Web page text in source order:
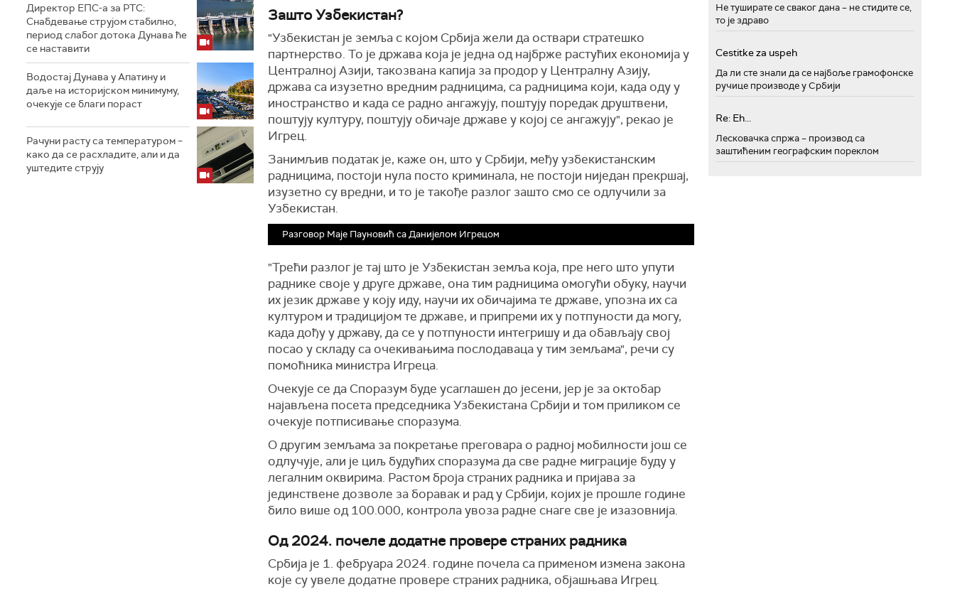
Директор ЕПС-а за РТС:
Снабдевање струјом стабилно,
период слабог дотока Дунава ће
се наставити
Водостај Дунава у Апатину и
даље на историјском минимуму,
oчекује се благи пораст
Рачуни расту са температуром –
како да се расхладите, али и да
уштедите струју
Зашто Узбекистан?
"Узбекистан је земља с којом Србија жели да оствари стратешко
партнерство. То је држава која је једна од најбрже растућих економија у
Централној Азији, такозвана капија за продор у Централну Азију,
држава са изузетно вредним радницима, са радницима који, када оду у
иностранство и када се радно ангажују, поштују поредак друштвени,
поштују културу, поштују обичаје државе у којој се ангажују", рекао је
Игрец.
Занимљив податак је, каже он, што у Србији, међу узбекистанским
радницима, постоји нула посто криминала, не постоји ниједан прекршај,
изузетно су вредни, и то је такође разлог зашто смо се одлучили за
Узбекистан.
Разговор Маје Пауновић са Данијелом Игрецом
"Трећи разлог је тај што је Узбекистан земља која, пре него што упути
раднике своје у друге државе, она тим радницима омогући обуку, научи
их језик државе у коју иду, научи их обичајима те државе, упозна их са
културом и традицијом те државе, и припреми их у потпуности да могу,
када дођу у државу, да се у потпуности интегришу и да обављају свој
посао у складу са очекивањима послодаваца у тим земљама", речи су
помоћника министра Игреца.
Очекује се да Споразум буде усаглашен до јесени, јер је за октобар
најављена посета председника Узбекистана Србији и том приликом се
очекује потписивање споразума.
О другим земљама за покретање преговара о радној мобилности још се
одлучује, али је циљ будућих споразума да све радне миграције буду у
легалним оквирима. Растом броја страних радника и пријава за
јединствене дозволе за боравак и рад у Србији, којих је прошле године
било више од 100.000, контрола увоза радне снаге све је изазовнија.
Од 2024. почеле додатне провере страних радника
Србија је 1. фебруара 2024. године почела са применом измена закона
које су увеле додатне провере страних радника, објашњава Игрец.
Не туширате се сваког дана – не стидите се,
то је здраво
Cestitke za uspeh
Да ли сте знали да се најбоље грамофонске
ручице производе у Србији
Re: Eh...
Лесковачка спржа – производ са
заштићеним географским пореклом